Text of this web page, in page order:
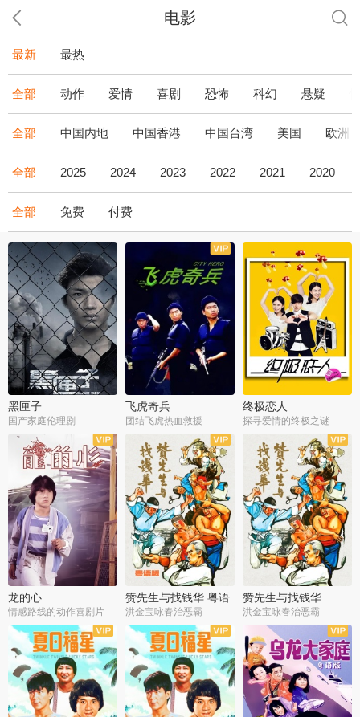
电影
最新 最热
全部 动作 爱情 喜剧 恐怖 科幻 悬疑
全部 中国内地 中国香港 中国台湾 美国 欧洲
全部 2025 2024 2023 2022 2021 2020
全部 免费 付费
黑匣子
国产家庭伦理剧
飞虎奇兵
团结飞虎热血救援
终极恋人
探寻爱情的终极之谜
龙的心
情感路线的动作喜剧片
赞先生与找钱华 粤语
版
洪金宝咏春治恶霸
赞先生与找钱华
洪金宝咏春治恶霸